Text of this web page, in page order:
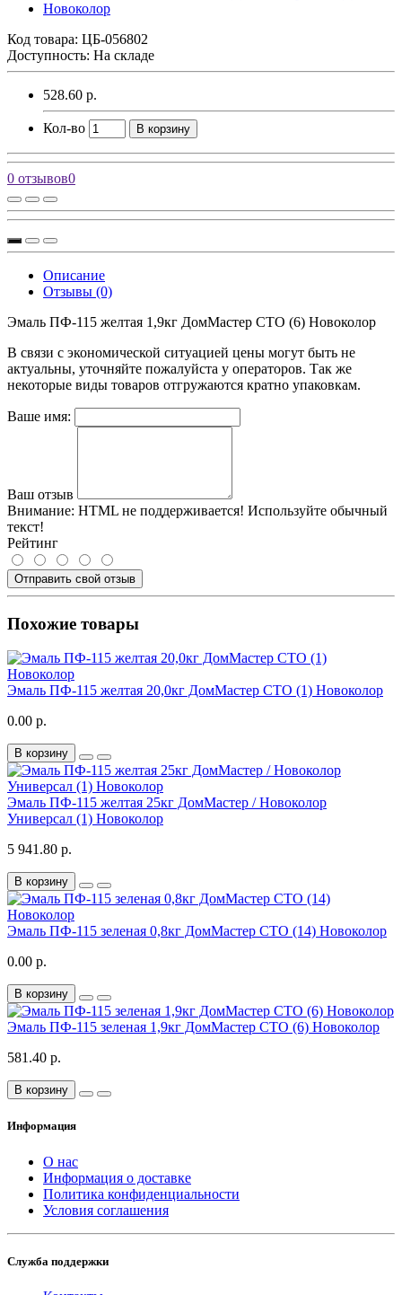
Код товара: ЦБ-056802
Доступность: На складе
528.60 р.
Кол-во В корзину
0 отзывов0
Описание
Отзывы (0)
Эмаль ПФ-115 желтая 1,9кг ДомМастер СТО (6) Новоколор
В связи с экономической ситуацией цены могут быть не
актуальны, уточняйте пожалуйста у операторов. Так же
некоторые виды товаров отгружаются кратно упаковкам.
Ваше имя:
Ваш отзыв
Внимание: HTML не поддерживается! Используйте обычный
текст!
Рейтинг
Отправить свой отзыв
Похожие товары
Эмаль ПФ-115 желтая 20,0кг ДомМастер СТО (1) Новоколор
0.00 р.
В корзину
Эмаль ПФ-115 желтая 25кг ДомМастер / Новоколор
Универсал (1) Новоколор
5 941.80 р.
В корзину
Эмаль ПФ-115 зеленая 0,8кг ДомМастер СТО (14) Новоколор
0.00 р.
В корзину
Эмаль ПФ-115 зеленая 1,9кг ДомМастер СТО (6) Новоколор
581.40 р.
В корзину
Информация
О нас
Информация о доставке
Политика конфиденциальности
Условия соглашения
Служба поддержки